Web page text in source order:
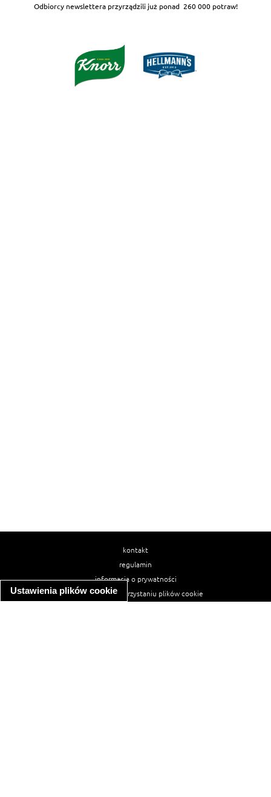
Ustawienia plików cookie
Odbiorcy newslettera przyrządzili już ponad 260 000 potraw!
kontakt
regulamin
informacja o prywatności
informacja o wykorzystaniu plików cookie